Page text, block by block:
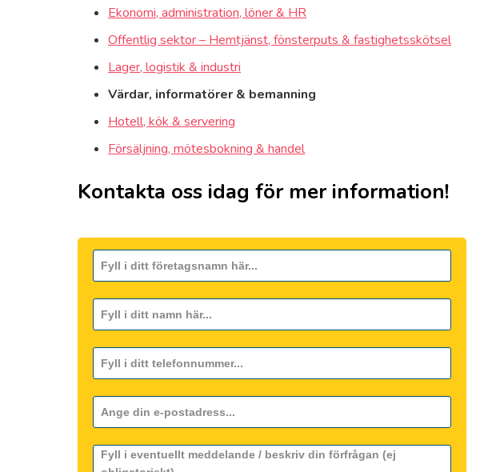
Ekonomi, administration, löner & HR
Offentlig sektor – Hemtjänst, fönsterputs & fastighetsskötsel
Lager, logistik & industri
Värdar, informatörer & bemanning
Hotell, kök & servering
Försäljning, mötesbokning & handel
Kontakta oss idag för mer information!